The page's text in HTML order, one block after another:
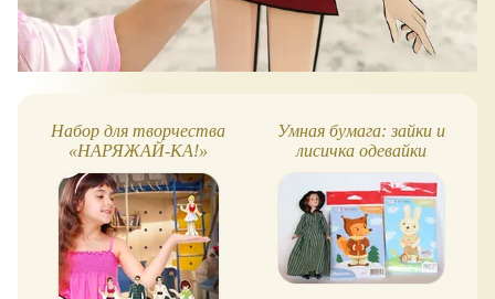
Набор для творчества
«НАРЯЖАЙ-КА!»
Умная бумага: зайки и
лисичка одевайки